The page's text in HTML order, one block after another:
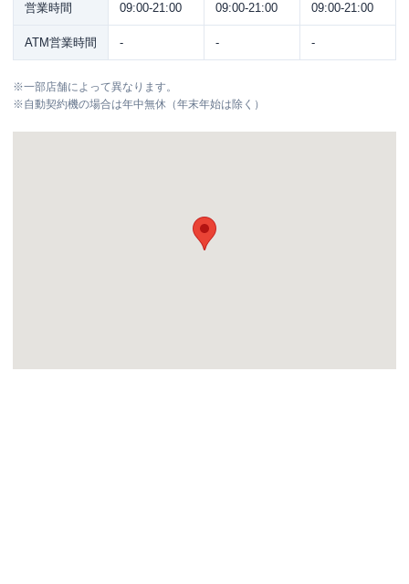
営業時間 09:00-21:00 09:00-21:00 09:00-21:00
ATM営業時間 - - -
※一部店舗によって異なります。
※自動契約機の場合は年中無休（年末年始は除く）